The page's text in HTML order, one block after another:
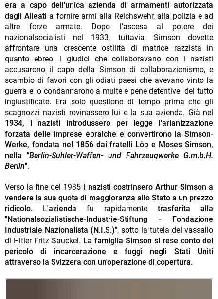
era a capo dell'unica azienda di armamenti autorizzata
dagli Alleati a fornire armi alla Reichswehr, alla polizia e ad
altre forze armate. Dopo l'ascesa al potere dei
nazionalsocialisti nel 1933, tuttavia, Simson dovette
affrontare una crescente ostilità di matrice razzista in
quanto ebreo. I giudici che collaboravano con i nazisti
accusarono il capo della Simson di collaborazionismo, e
scambio di favori con gli odiati paesi che avevano vinto la
guerra e lo condannarono a multe e pene detentive del tutto
ingiustificate. Era solo questione di tempo prima che gli
scagnozzi nazisti rovinassero lui e la sua azienda. Già nel
1934, i nazisti introdussero per legge l'arianizzazione
forzata delle imprese ebraiche e convertirono la Simson-
Werke, fondata nel 1856 dai fratelli Löb e Moses Simson,
nella "Berlin-Suhler-Waffen- und Fahrzeugwerke G.m.b.H.
Berlin".
Verso la fine del 1935 i nazisti costrinsero Arthur Simson a
vendere la sua quota di maggioranza allo Stato a un prezzo
ridicolo. L'azienda fu rapidamente trasferita alla
"Nationalsozialistische-Industrie-Stiftung - Fondazione
Industriale Nazionalista (N.I.S.)", sotto la tutela del vassallo
di Hitler Fritz Sauckel. La famiglia Simson si rese conto del
pericolo di incarcerazione e fuggì negli Stati Uniti
attraverso la Svizzera con un'operazione di copertura.